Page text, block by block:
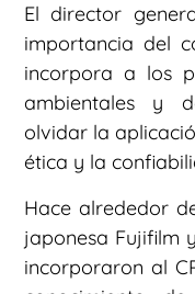
El director
importancia del
incorpora a los
ambientales y
olvidar la
ética y la
Hace alrededor
japonesa Fujifilm
incorporaron al